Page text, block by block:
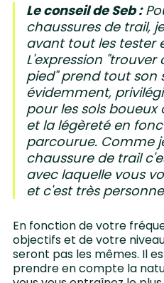
Le conseil de Seb :
chaussures de trail,
avant tout les tester
L'expression
pied" prend tout son
évidemment,
pour les sols
et la légèreté en
parcourue. Comme
chaussure de trail
avec laquelle vous
et c'est très
En fonction de votre
objectifs et de votre
seront pas les mêmes. Il
prendre en compte la